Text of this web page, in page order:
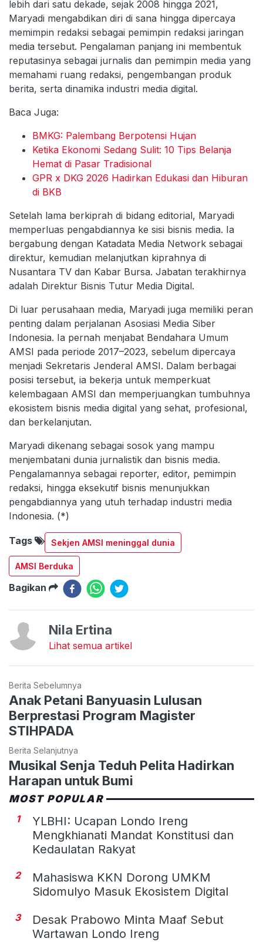
lebih dari satu dekade, sejak 2008 hingga 2021,
Maryadi mengabdikan diri di sana hingga dipercaya
memimpin redaksi sebagai pemimpin redaksi jaringan
media tersebut. Pengalaman panjang ini membentuk
reputasinya sebagai jurnalis dan pemimpin media yang
memahami ruang redaksi, pengembangan produk
berita, serta dinamika industri media digital.
Baca Juga:
BMKG: Palembang Berpotensi Hujan
Ketika Ekonomi Sedang Sulit: 10 Tips Belanja
Hemat di Pasar Tradisional
GPR x DKG 2026 Hadirkan Edukasi dan Hiburan
di BKB
Setelah lama berkiprah di bidang editorial, Maryadi
memperluas pengabdiannya ke sisi bisnis media. Ia
bergabung dengan Katadata Media Network sebagai
direktur, kemudian melanjutkan kiprahnya di
Nusantara TV dan Kabar Bursa. Jabatan terakhirnya
adalah Direktur Bisnis Tutur Media Digital.
Di luar perusahaan media, Maryadi juga memiliki peran
penting dalam perjalanan Asosiasi Media Siber
Indonesia. Ia pernah menjabat Bendahara Umum
AMSI pada periode 2017–2023, sebelum dipercaya
menjadi Sekretaris Jenderal AMSI. Dalam berbagai
posisi tersebut, ia bekerja untuk memperkuat
kelembagaan AMSI dan memperjuangkan tumbuhnya
ekosistem bisnis media digital yang sehat, profesional,
dan berkelanjutan.
Maryadi dikenang sebagai sosok yang mampu
menjembatani dunia jurnalistik dan bisnis media.
Pengalamannya sebagai reporter, editor, pemimpin
redaksi, hingga eksekutif bisnis menunjukkan
pengabdiannya yang utuh terhadap industri media
Indonesia. (*)
Tags Sekjen AMSI meninggal dunia
AMSI Berduka
Bagikan
Nila Ertina
Lihat semua artikel
Berita Sebelumnya
Anak Petani Banyuasin Lulusan
Berprestasi Program Magister
STIHPADA
Berita Selanjutnya
Musikal Senja Teduh Pelita Hadirkan
Harapan untuk Bumi
MOST POPULAR
1
YLBHI: Ucapan Londo Ireng
Mengkhianati Mandat Konstitusi dan
Kedaulatan Rakyat
2
Mahasiswa KKN Dorong UMKM
Sidomulyo Masuk Ekosistem Digital
3
Desak Prabowo Minta Maaf Sebut
Wartawan Londo Ireng